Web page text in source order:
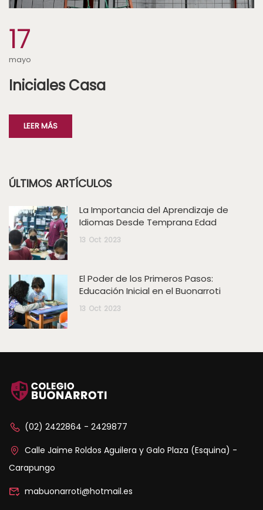
17
mayo
Iniciales Casa
LEER MÁS
ÚLTIMOS ARTÍCULOS
La Importancia del Aprendizaje de
Idiomas Desde Temprana Edad
13 Oct 2023
El Poder de los Primeros Pasos:
Educación Inicial en el Buonarroti
13 Oct 2023
(02) 2422864 - 2429877
Calle Jaime Roldos Aguilera y Galo Plaza (Esquina) -
Carapungo
mabuonarroti@hotmail.es